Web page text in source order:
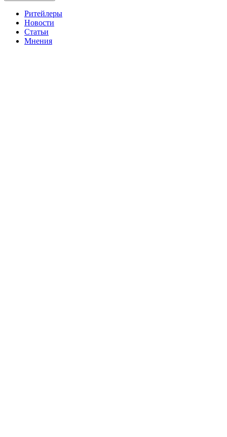
Ритейлеры
Новости
Статьи
Мнения